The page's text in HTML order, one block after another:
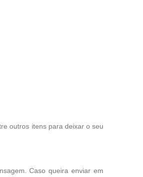
outros itens para deixar o seu
Caso queira enviar em